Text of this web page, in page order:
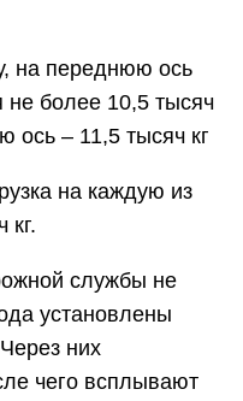
на переднюю ось
не более 10,5 тысяч
ось – 11,5 тысяч кг
на каждую из
кг.
службы не
установлены
них
чего всплывают